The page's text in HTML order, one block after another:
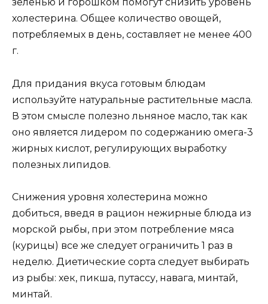
зеленью и горошком помогут снизить уровень
холестерина. Общее количество овощей,
потребляемых в день, составляет не менее 400
г.
Для придания вкуса готовым блюдам
используйте натуральные растительные масла.
В этом смысле полезно льняное масло, так как
оно является лидером по содержанию омега-3
жирных кислот, регулирующих выработку
полезных липидов.
Снижения уровня холестерина можно
добиться, введя в рацион нежирные блюда из
морской рыбы, при этом потребление мяса
(курицы) все же следует ограничить 1 раз в
неделю. Диетические сорта следует выбирать
из рыбы: хек, пикша, путассу, навага, минтай,
минтай.